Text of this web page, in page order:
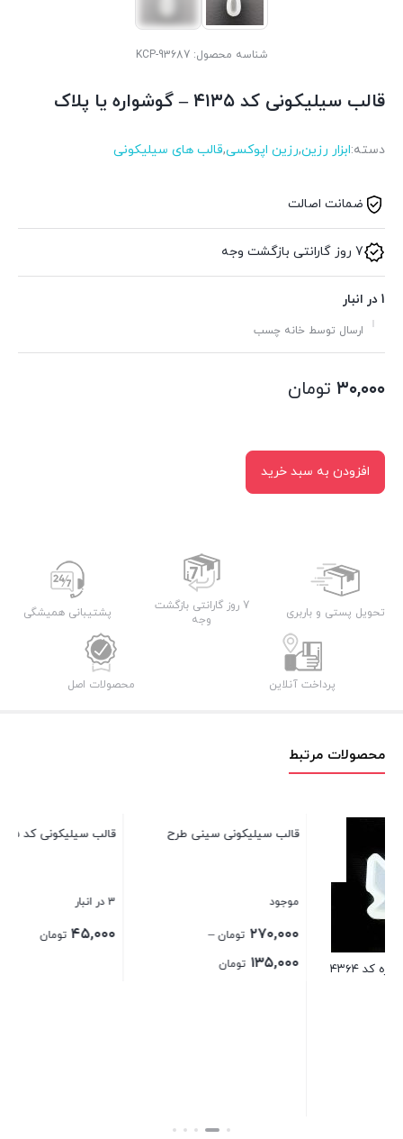
شناسه محصول:KCP-93687
قالب سیلیکونی کد ۴۱۳۵ – گوشواره یا پلاک
دسته:ابزار رزین,رزین اپوکسی,قالب های سیلیکونی
ضمانت اصالت
7 روز گارانتی بازگشت وجه
1 در انبار
ارسال توسط خانه چسب
۳۰,۰۰۰ تومان
افزودن به سبد خرید
تحویل پستی و باربری
7 روز گارانتی بازگشت
وجه
پشتیبانی همیشگی
پرداخت آنلاین محصولات اصل
محصولات مرتبط
قالب سیلیکونی سینی طرح پنج پر
موجود
تومان –
۱۳۵,۰۰۰ تومانPrice
قالب سیلیکونی کد ۴۲۱۵ – انگشتر
تومان